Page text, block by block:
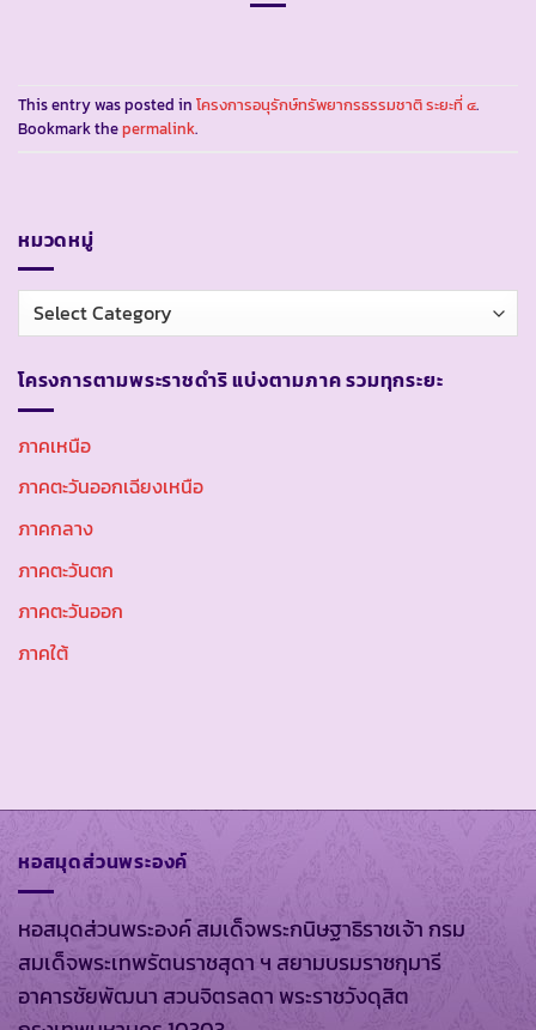
This entry was posted in โครงการอนุรักษ์ทรัพยากรธรรมชาติ ระยะที่ ๔.
Bookmark thepermalink.
หมวดหมู่
หมวด
หมู่
โครงการตามพระราชดำริ แบ่งตามภาค รวมทุกระยะ
ภาคเหนือ
ภาคตะวันออกเฉียงเหนือ
ภาคกลาง
ภาคตะวันตก
ภาคตะวันออก
ภาคใต้
หอสมุดส่วนพระองค์
หอสมุดส่วนพระองค์ สมเด็จพระกนิษฐาธิราชเจ้า กรม
สมเด็จพระเทพรัตนราชสุดา ฯ สยามบรมราชกุมารี
อาคารชัยพัฒนา สวนจิตรลดา พระราชวังดุสิต